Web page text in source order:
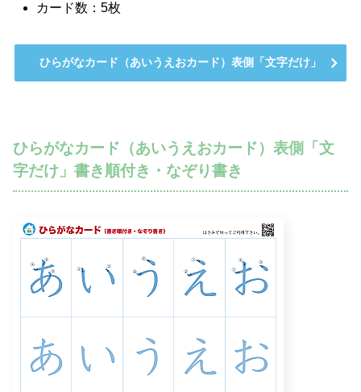
カード数：5枚
ひらがなカード（あいうえおカード）表側「文字だけ」
ひらがなカード（あいうえおカード）表側「文
字だけ」書き順付き・なぞり書き